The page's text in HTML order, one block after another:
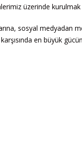
üzerinde kurulmak
sosyal medyadan
en büyük